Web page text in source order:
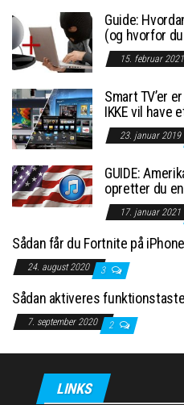
Guide:
(og hvorfor
15. februar 2021
Smart TV’er
IKKE vil have
23. januar 2019
GUIDE:
opretter du
17. januar 2021
Sådan får du Fortnite på
24. august 2020 3
Sådan aktiveres
7. september 2020 2
LINKS